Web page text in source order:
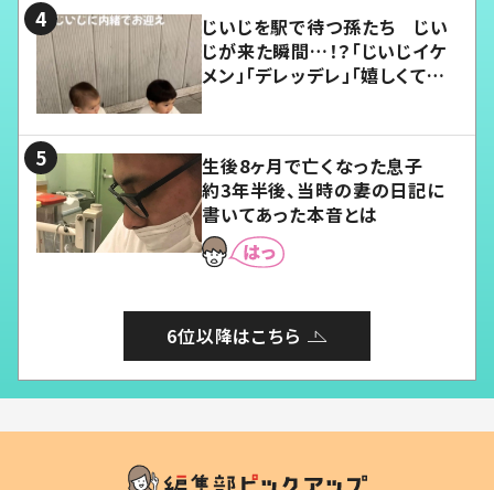
じいじを駅で待つ孫たち じい
じが来た瞬間…！？「じいじイケ
メン」「デレッデレ」「嬉しくて可
生後8ヶ月で亡くなった息子
約3年半後、当時の妻の日記に
書いてあった本音とは
6位以降はこちら